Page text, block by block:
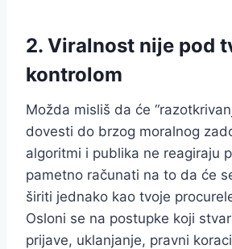
2. Viralnost nije pod
kontrolom
Možda misliš da će
dovesti do brzog moralnog
algoritmi i publika ne reagiraju
pametno računati na to da će
širiti jednako kao tvoje
Osloni se na postupke koji
prijave, uklanjanje, pravni